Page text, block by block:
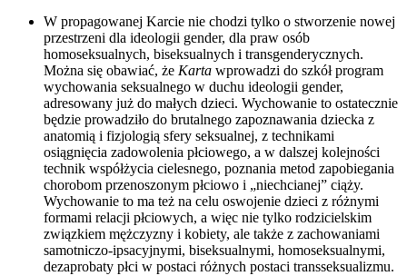
W propagowanej Karcie nie chodzi tylko o stworzenie nowej
przestrzeni dla ideologii gender, dla praw osób
homoseksualnych, biseksualnych i transgenderycznych.
Można się obawiać, że Karta wprowadzi do szkół program
wychowania seksualnego w duchu ideologii gender,
adresowany już do małych dzieci. Wychowanie to ostatecznie
będzie prowadziło do brutalnego zapoznawania dziecka z
anatomią i fizjologią sfery seksualnej, z technikami
osiągnięcia zadowolenia płciowego, a w dalszej kolejności
technik współżycia cielesnego, poznania metod zapobiegania
chorobom przenoszonym płciowo i „niechcianej” ciąży.
Wychowanie to ma też na celu oswojenie dzieci z różnymi
formami relacji płciowych, a więc nie tylko rodzicielskim
związkiem mężczyzny i kobiety, ale także z zachowaniami
samotniczo-ipsacyjnymi, biseksualnymi, homoseksualnymi,
dezaprobaty płci w postaci różnych postaci transseksualizmu.